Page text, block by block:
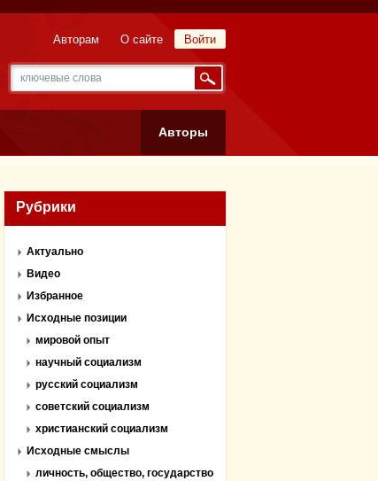
Войти
Авторам О сайте
Авторы
Рубрики
Актуально
Видео
Избранное
Исходные позиции
мировой опыт
научный социализм
русский социализм
советский социализм
христианский социализм
Исходные смыслы
личность, общество, государство